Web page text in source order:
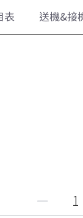
送機&接機預約單